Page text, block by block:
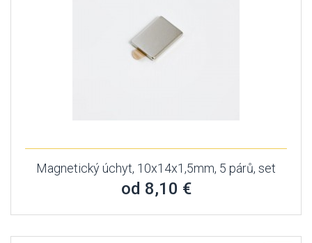
Magnetický úchyt, 10x14x1,5mm, 5 párů, set
od 8,10 €